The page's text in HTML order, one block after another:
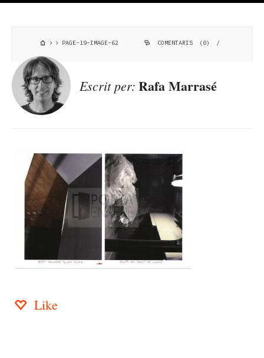
PAGE-19-IMAGE-62 COMENTARIS (0) /
Escrit per: Rafa Marrasé
Like